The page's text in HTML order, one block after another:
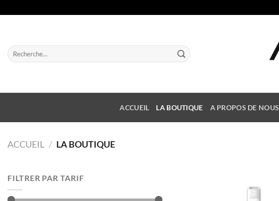
au
Recherche
pour :
ACCUEIL LA BOUTIQUE A PROPOS DE NOUS
ACCUEIL / LA BOUTIQUE
FILTRER PAR TARIF